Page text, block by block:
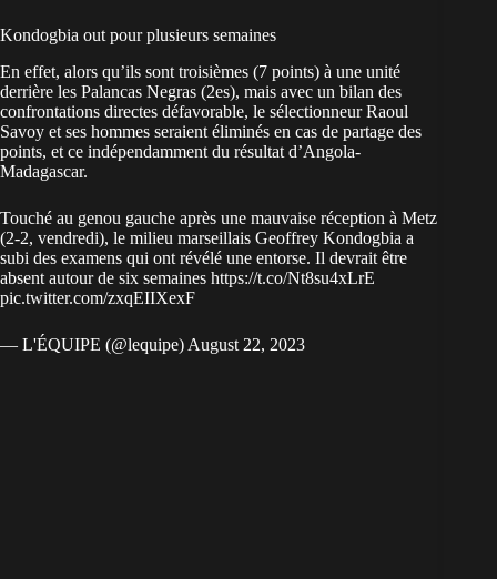
Kondogbia out pour plusieurs semaines
En effet, alors qu’ils sont troisièmes (7 points) à une unité
derrière les Palancas Negras (2es), mais avec un bilan des
confrontations directes défavorable, le sélectionneur Raoul
Savoy et ses hommes seraient éliminés en cas de partage des
points, et ce indépendamment du résultat d’Angola-
Madagascar.
Touché au genou gauche après une mauvaise réception à Metz
(2-2, vendredi), le milieu marseillais Geoffrey Kondogbia a
subi des examens qui ont révélé une entorse. Il devrait être
absent autour de six semaines https://t.co/Nt8su4xLrE
pic.twitter.com/zxqEIIXexF
— L'ÉQUIPE (@lequipe) August 22, 2023